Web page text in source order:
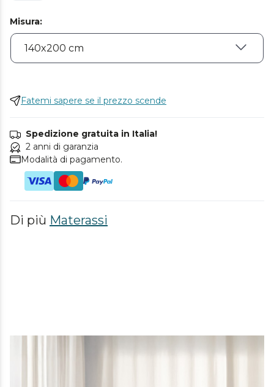
Misura:
Fatemi sapere se il prezzo scende
Spedizione gratuita in Italia!
2 anni di garanzia
Modalità di pagamento.
Di più Materassi